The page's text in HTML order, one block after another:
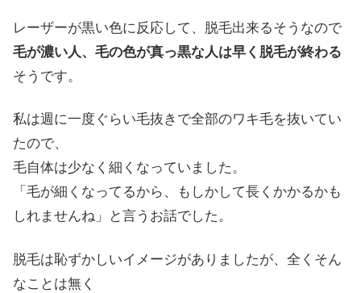
レーザーが黒い色に反応して、脱毛出来るそうなので
毛が濃い人、毛の色が真っ黒な人は早く脱毛が終わる
そうです。
私は週に一度ぐらい毛抜きで全部のワキ毛を抜いてい
たので、
毛自体は少なく細くなっていました。
「毛が細くなってるから、もしかして長くかかるかも
しれませんね」と言うお話でした。
脱毛は恥ずかしいイメージがありましたが、全くそん
なことは無く